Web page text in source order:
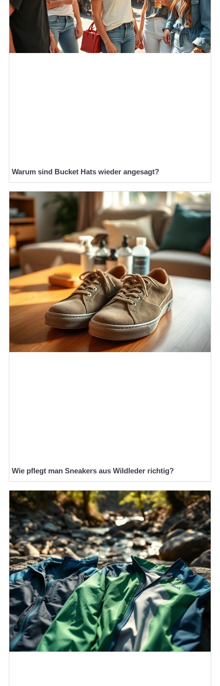
Warum sind Bucket Hats wieder angesagt?
Wie pflegt man Sneakers aus Wildleder richtig?